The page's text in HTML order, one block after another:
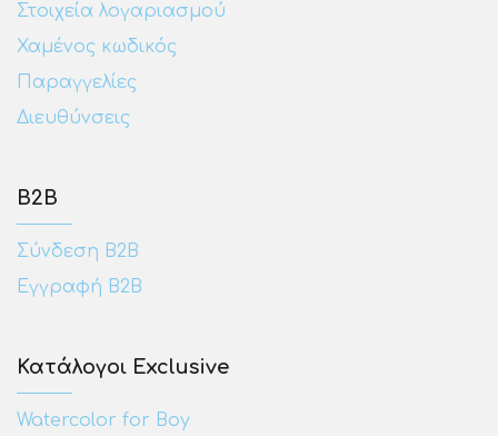
Στοιχεία λογαριασμού
Χαμένος κωδικός
Παραγγελίες
Διευθύνσεις
Β2Β
Σύνδεση Β2Β
Εγγραφή Β2Β
Κατάλογοι Exclusive
Watercolor for Boy